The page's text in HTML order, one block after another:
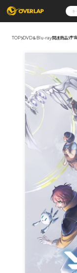
コミッククリエ
その他
コミックエッセイ
ポケットモンスタ
ゲーム
企業
会社概要
採用情報
アクセス
オーバーラップホ
TOP DVD＆Blu-ray関連商品 宇